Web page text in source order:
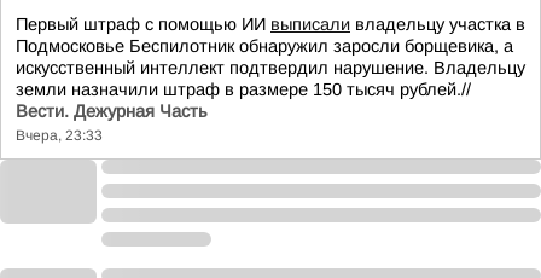
Первый штраф с помощью ИИ выписали владельцу участка в
Подмосковье Беспилотник обнаружил заросли борщевика, а
искусственный интеллект подтвердил нарушение. Владельцу
земли назначили штраф в размере 150 тысяч рублей.//
Вести. Дежурная Часть
Вчера, 23:33